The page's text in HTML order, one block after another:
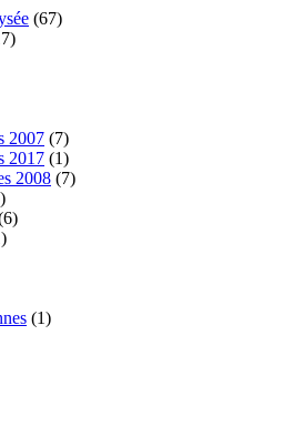
(67)
2007 (7)
2017 (1)
2008 (7)
(1)